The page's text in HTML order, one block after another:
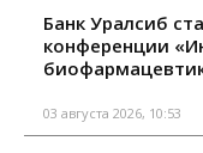
Банк Уралсиб
конференции
03 августа 2026, 10:53